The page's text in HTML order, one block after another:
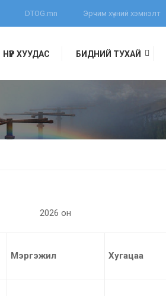
DTOG.mn Эрчим хүчний хэмнэлт
НҮҮР ХУУДАС БИДНИЙ ТУХАЙ
2026 он
Мэргэжил Хугацаа